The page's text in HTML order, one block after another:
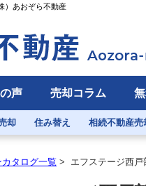
）あおぞら不動産
声 売却コラム
却 住み替え 相続不動産売
タログ一覧 > エフステージ西戸